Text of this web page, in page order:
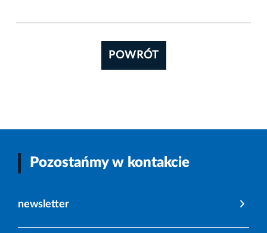
POWRÓT
Pozostańmy w kontakcie
newsletter